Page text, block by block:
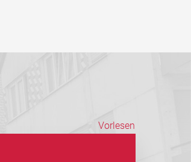
Vorlesen